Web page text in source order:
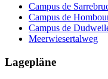
Campus de
Campus de
Campus de
Meerwiesertalweg
Lagepläne